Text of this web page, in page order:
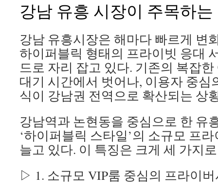
강남 유흥 시장이 주목하는
강남 유흥시장은 해마다 빠르게 변
하이퍼블릭 형태의 프라이빗 응대
드로 자리 잡고 있다. 기존의 복잡
대기 시간에서 벗어나, 이용자 중심
식이 강남권 전역으로 확산되는 상
강남역과 논현동을 중심으로 한 유
‘하이퍼블릭 스타일’의 소규모 프
늘고 있다. 이 특징은 크게 세 가지
▷ 1. 소규모 VIP룸 중심의 프라이